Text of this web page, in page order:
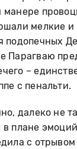
манере
мелкие и
подопечных
Парагваю
–
с пенальти.
далеко не
плане
с